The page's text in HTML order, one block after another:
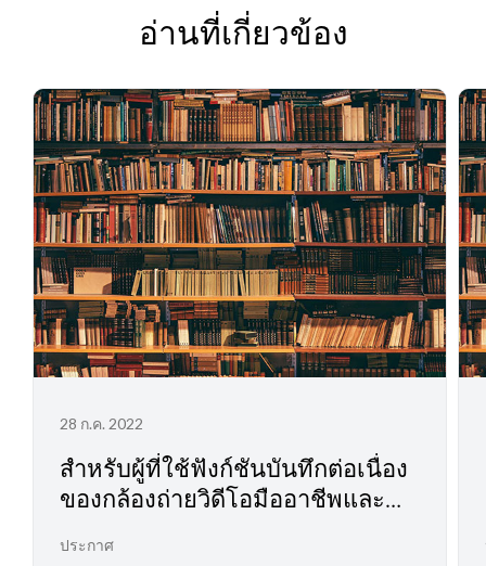
อ่านที่เกี่ยวข้อง
28 ก.ค. 2022
สำหรับผู้ที่ใช้ฟังก์ชันบันทึกต่อเนื่อง
ของกล้องถ่ายวิดีโอมืออาชีพและ
ประกาศ